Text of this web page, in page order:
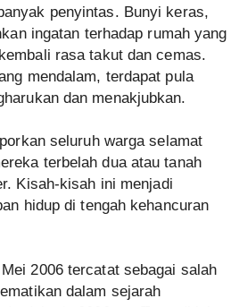
penyintas. Bunyi keras,
ingatan terhadap rumah yang
rasa takut dan cemas.
mendalam, terdapat pula
dan menakjubkan.
seluruh warga selamat
terbelah dua atau tanah
Kisah-kisah ini menjadi
hidup di tengah kehancuran
2006 tercatat sebagai salah
dalam sejarah